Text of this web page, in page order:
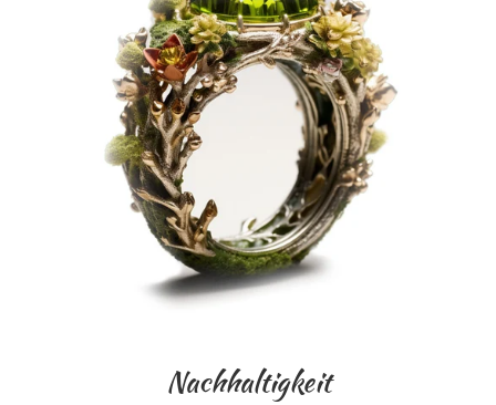
Nachhaltigkeit